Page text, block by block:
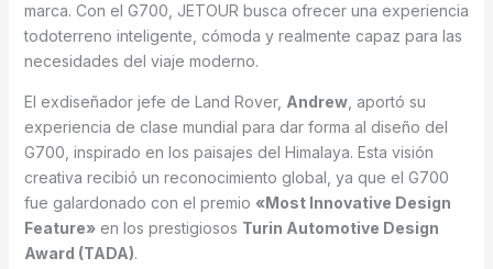
marca. Con el G700, JETOUR busca ofrecer una experiencia
todoterreno inteligente, cómoda y realmente capaz para las
necesidades del viaje moderno.
El exdiseñador jefe de Land Rover, Andrew, aportó su
experiencia de clase mundial para dar forma al diseño del
G700, inspirado en los paisajes del Himalaya. Esta visión
creativa recibió un reconocimiento global, ya que el G700
fue galardonado con el premio «Most Innovative Design
Feature»en los prestigiosos Turin Automotive Design
Award (TADA).